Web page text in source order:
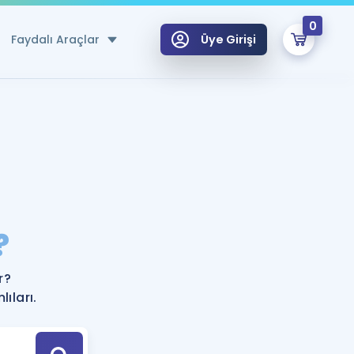
Faydalı Araçlar
Hesaplama Aracı
için Öneriler
Tek Takvimde
Üye Girişi
0
Hoca ile seni sınava hazırlayacak onlarca eğitim seni bekliyor!